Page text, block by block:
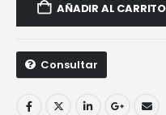
AÑADIR AL CARRITO
Consultar